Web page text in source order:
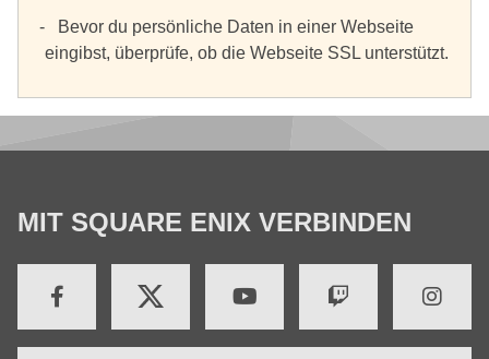
Bevor du persönliche Daten in einer Webseite
eingibst, überprüfe, ob die Webseite SSL unterstützt.
MIT SQUARE ENIX VERBINDEN